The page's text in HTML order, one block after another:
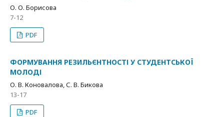
О. О. Борисова
7-12
PDF
ФОРМУВАННЯ РЕЗИЛЬЄНТНОСТІ У СТУДЕНТСЬКОЇ
МОЛОДІ
О. В. Коновалова, С. В. Бикова
13-17
PDF